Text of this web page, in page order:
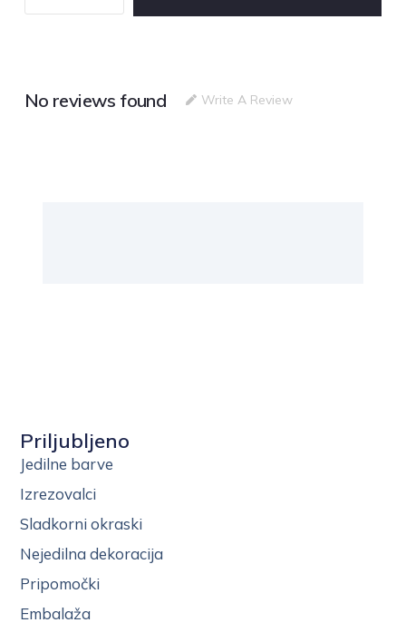
No reviews found Write A Review
Priljubljeno
Jedilne barve
Izrezovalci
Sladkorni okraski
Nejedilna dekoracija
Pripomočki
Embalaža